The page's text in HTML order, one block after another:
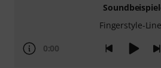
Fingerstyle-Line
0:00